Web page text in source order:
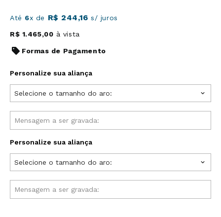
Até 6x de R$ 244,16 s/ juros
R$ 1.465,00 à vista
Formas de Pagamento
Personalize sua aliança
Selecione o tamanho do aro:
Personalize sua aliança
Selecione o tamanho do aro: